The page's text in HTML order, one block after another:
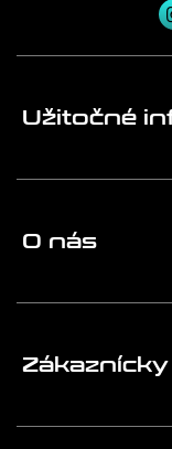
Užitočné
O nás